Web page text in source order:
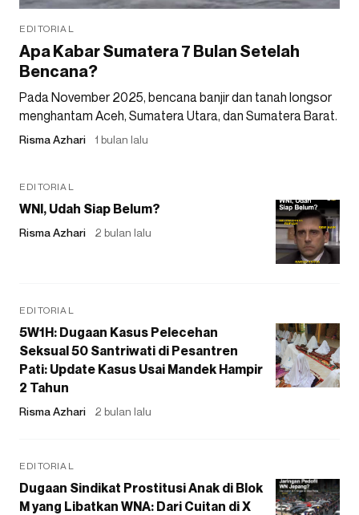
EDITORIAL
Apa Kabar Sumatera 7 Bulan Setelah
Bencana?
Pada November 2025, bencana banjir dan tanah longsor
menghantam Aceh, Sumatera Utara, dan Sumatera Barat.
Risma Azhari 1 bulan lalu
EDITORIAL
WNI, Udah Siap Belum?
Risma Azhari 2 bulan lalu
EDITORIAL
5W1H: Dugaan Kasus Pelecehan
Seksual 50 Santriwati di Pesantren
Pati: Update Kasus Usai Mandek Hampir
2 Tahun
Risma Azhari 2 bulan lalu
EDITORIAL
Dugaan Sindikat Prostitusi Anak di Blok
M yang Libatkan WNA: Dari Cuitan di X